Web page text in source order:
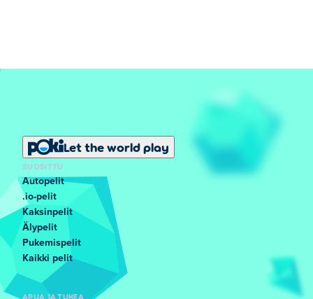
Let the world play
SUOSITTU
Autopelit
.io-pelit
Kaksinpelit
Älypelit
Pukemispelit
Kaikki pelit
APUA JA TUKEA